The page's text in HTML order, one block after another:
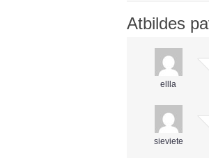
Atbildes
ellla
sieviete